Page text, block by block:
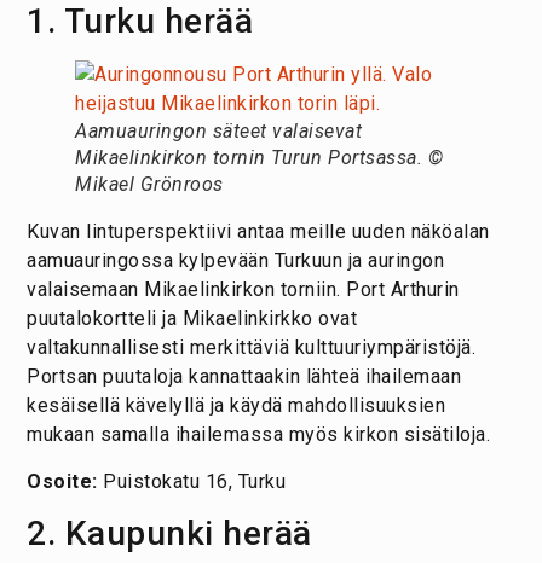
1. Turku herää
Aamuauringon säteet valaisevat
Mikaelinkirkon tornin Turun Portsassa. ©
Mikael Grönroos
Kuvan lintuperspektiivi antaa meille uuden näköalan
aamuauringossa kylpevään Turkuun ja auringon
valaisemaan Mikaelinkirkon torniin. Port Arthurin
puutalokortteli ja Mikaelinkirkko ovat
valtakunnallisesti merkittäviä kulttuuriympäristöjä.
Portsan puutaloja kannattaakin lähteä ihailemaan
kesäisellä kävelyllä ja käydä mahdollisuuksien
mukaan samalla ihailemassa myös kirkon sisätiloja.
Osoite: Puistokatu 16, Turku
2. Kaupunki herää